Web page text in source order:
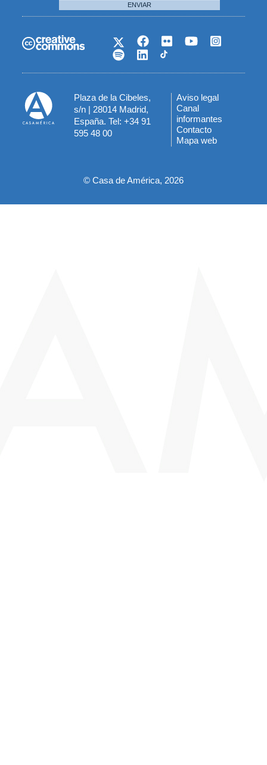
ENVIAR
Plaza de la Cibeles,
s/n | 28014 Madrid,
España. Tel: +34 91
595 48 00
Menú
del
pie
Aviso legal
Canal
informantes
Contacto
Mapa web
© Casa de América, 2026